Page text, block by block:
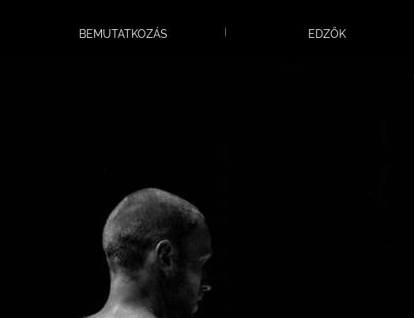
BEMUTATKOZÁS EDZŐK
Pécsre látogattak a Fitt-Boxos